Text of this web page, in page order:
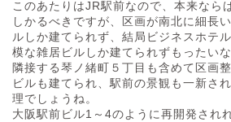
このあたりはJR駅前なので、本来なら
しかるべきですが、区画が南北に細長
ルしか建てられず、結局ビジネスホテ
模な雑居ビルしか建てられずもったいな
隣接する琴ノ緒町５丁目も含めて区画
ビルも建てられ、駅前の景観も一新さ
理でしょうね。
大阪駅前ビル1～4のように再開発され